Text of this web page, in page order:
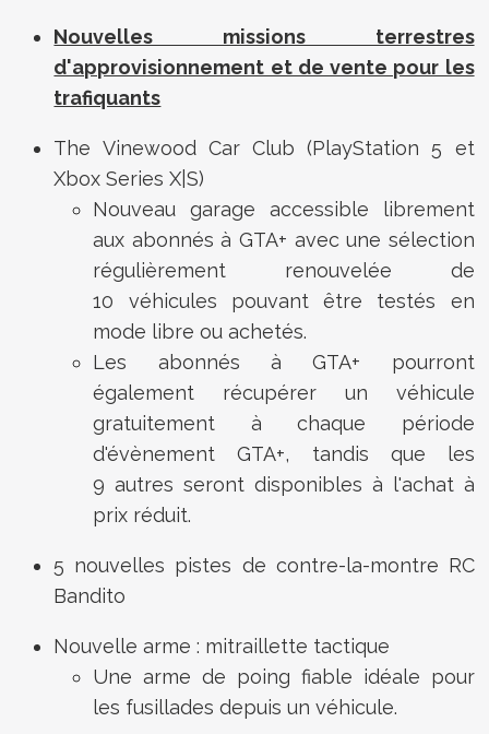
Nouvelles missions terrestres
d'approvisionnement et de vente pour les
trafiquants
The Vinewood Car Club (PlayStation 5 et
Xbox Series X|S)
Nouveau garage accessible librement
aux abonnés à GTA+ avec une sélection
régulièrement renouvelée de
10 véhicules pouvant être testés en
mode libre ou achetés.
Les abonnés à GTA+ pourront
également récupérer un véhicule
gratuitement à chaque période
d'évènement GTA+, tandis que les
9 autres seront disponibles à l'achat à
prix réduit.
5 nouvelles pistes de contre-la-montre RC
Bandito
Nouvelle arme : mitraillette tactique
Une arme de poing fiable idéale pour
les fusillades depuis un véhicule.